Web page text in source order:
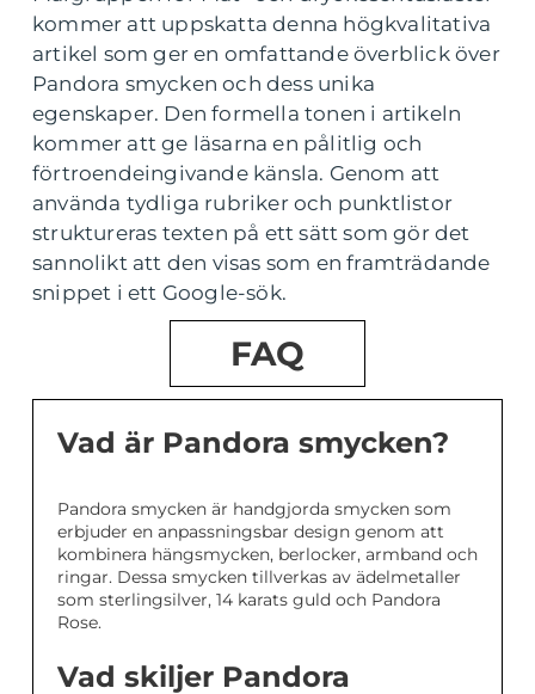
kommer att uppskatta denna högkvalitativa
artikel som ger en omfattande överblick över
Pandora smycken och dess unika
egenskaper. Den formella tonen i artikeln
kommer att ge läsarna en pålitlig och
förtroendeingivande känsla. Genom att
använda tydliga rubriker och punktlistor
struktureras texten på ett sätt som gör det
sannolikt att den visas som en framträdande
snippet i ett Google-sök.
FAQ
Vad är Pandora smycken?
Pandora smycken är handgjorda smycken som
erbjuder en anpassningsbar design genom att
kombinera hängsmycken, berlocker, armband och
ringar. Dessa smycken tillverkas av ädelmetaller
som sterlingsilver, 14 karats guld och Pandora
Rose.
Vad skiljer Pandora